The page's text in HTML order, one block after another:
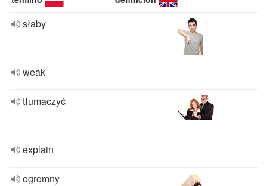
słaby
weak
tłumaczyć
explain
ogromny